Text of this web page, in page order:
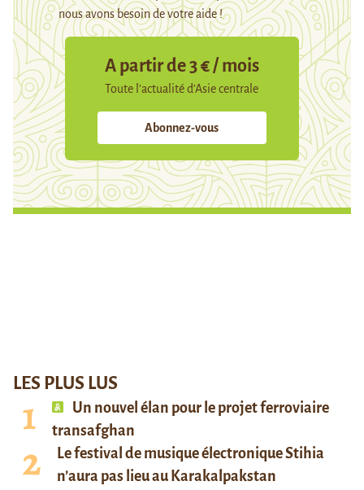
nous avons besoin de votre aide !
A partir de 3 € / mois
Toute l’actualité d’Asie centrale
Abonnez-vous
LES PLUS LUS
Un nouvel élan pour le projet ferroviaire
transafghan
Le festival de musique électronique Stihia
n’aura pas lieu au Karakalpakstan